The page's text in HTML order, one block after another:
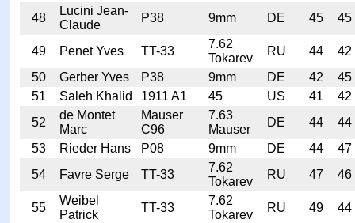
48
Lucini Jean-
Claude
P38 9mm DE 45 45
49 Penet Yves TT-33
7.62
Tokarev
RU 44
42
50
Gerber Yves P38 9mm DE 42
45
51
Saleh Khalid 1911 A1 45 US 41
42
52
de Montet
Marc
Mauser
C96
7.63
Mauser
DE 44
44
53
Rieder Hans P08 9mm DE 44
47
54
Favre Serge TT-33
7.62
Tokarev
RU 47 46
55
Weibel
Patrick
TT-33
7.62
Tokarev
RU 49 44